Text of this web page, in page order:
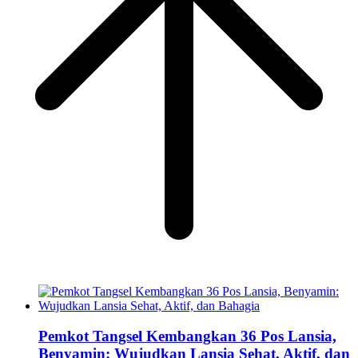
Pemkot Tangsel Kembangkan 36 Pos Lansia,
Benyamin: Wujudkan Lansia Sehat, Aktif, dan